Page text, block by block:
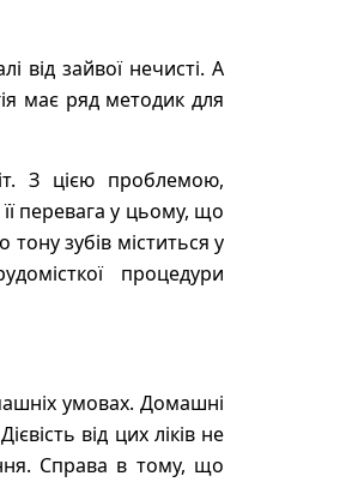
від зайвої нечисті. А
має ряд методик для
З цією проблемою,
перевага у цьому, що
зубів міститься у
процедури
умовах. Домашні
від цих ліків не
Справа в тому, що